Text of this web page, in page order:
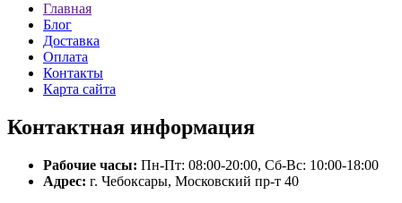
Главная
Блог
Доставка
Оплата
Контакты
Карта сайта
Контактная информация
Рабочие часы: Пн-Пт: 08:00-20:00, Сб-Вс: 10:00-18:00
Адрес: г. Чебоксары, Московский пр-т 40